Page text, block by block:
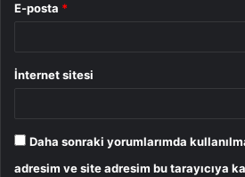
E-posta *
İnternet sitesi
Daha sonraki yorumlarımda
adresim ve site adresim bu tarayıcıya